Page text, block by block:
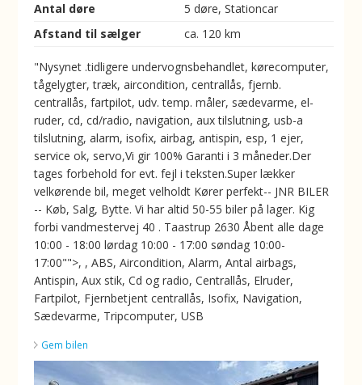
Antal døre
5 døre, Stationcar
Afstand til sælger
ca. 120 km
"Nysynet .tidligere undervognsbehandlet, kørecomputer,
tågelygter, træk, aircondition, centrallås, fjernb.
centrallås, fartpilot, udv. temp. måler, sædevarme, el-
ruder, cd, cd/radio, navigation, aux tilslutning, usb-a
tilslutning, alarm, isofix, airbag, antispin, esp, 1 ejer,
service ok, servo,Vi gir 100% Garanti i 3 måneder.Der
tages forbehold for evt. fejl i teksten.Super lækker
velkørende bil, meget velholdt Kører perfekt-- JNR BILER
-- Køb, Salg, Bytte. Vi har altid 50-55 biler på lager. Kig
forbi vandmestervej 40 . Taastrup 2630 Åbent alle dage
10:00 - 18:00 lørdag 10:00 - 17:00 søndag 10:00-
17:00"">, , ABS, Aircondition, Alarm, Antal airbags,
Antispin, Aux stik, Cd og radio, Centrallås, Elruder,
Fartpilot, Fjernbetjent centrallås, Isofix, Navigation,
Sædevarme, Tripcomputer, USB
Gem bilen